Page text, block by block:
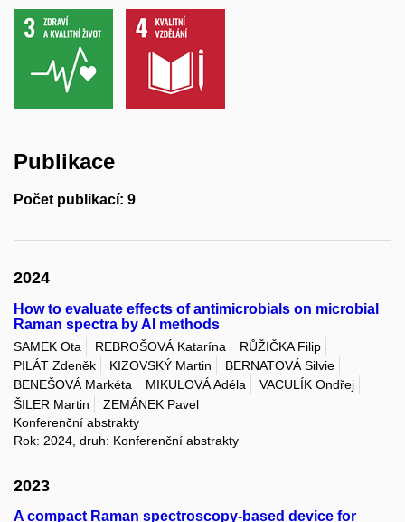
Publikace
Počet publikací: 9
2024
How to evaluate effects of antimicrobials on microbial
Raman spectra by AI methods
SAMEK Ota REBROŠOVÁ Katarína
RŮŽIČKA Filip
PILÁT Zdeněk
KIZOVSKÝ Martin
BERNATOVÁ Silvie
BENEŠOVÁ Markéta
MIKULOVÁ Adéla
VACULÍK Ondřej
ŠILER Martin
ZEMÁNEK Pavel
Konferenční abstrakty
Rok: 2024, druh: Konferenční abstrakty
2023
A compact Raman spectroscopy-based device for